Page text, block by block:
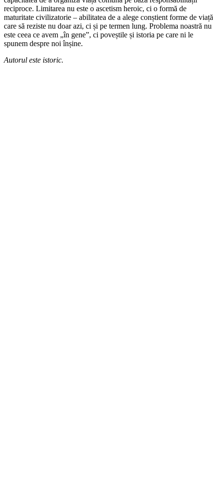
reciproce. Limitarea nu este o ascetism heroic, ci o formă de
maturitate civilizatorie – abilitatea de a alege conștient forme de viață
care să reziste nu doar azi, ci și pe termen lung. Problema noastră nu
este ceea ce avem „în gene”, ci poveștile și istoria pe care ni le
spunem despre noi înșine.
Autorul este istoric.